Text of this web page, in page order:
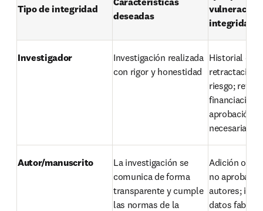
Tipo de integridad
deseadas
vulneración
integridad
Investigador
Investigación realizada
con rigor y honestidad
Historial de
riesgo;
financiación;
aprobación
necesaria
Autor/manuscrito
La investigación se
comunica de forma
transparente y cumple
las normas de la
Adición o
no aprobada
autores;
datos